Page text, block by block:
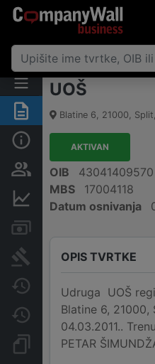
Sažetak
Osobe i vlasništvo
Sudske objave
Javne nabavke
Promjene
Dokumenti i objave
UOŠ
Blatine 6, 21000, Split,
AKTIVAN
OIB
43041409570
MBS
17004118
Datum osnivanja
OPIS TVRTKE
Udruga UOŠ
Blatine 6,
04.03.2011..
PETAR